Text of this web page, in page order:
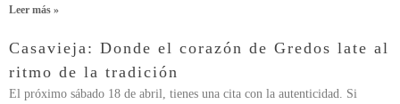
Leer más »
Casavieja: Donde el corazón de Gredos late al
ritmo de la tradición
El próximo sábado 18 de abril, tienes una cita con la autenticidad. Si